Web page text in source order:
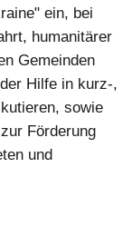
ein, bei
humanitärer
Gemeinden
Hilfe in kurz-,
sowie
Förderung
und